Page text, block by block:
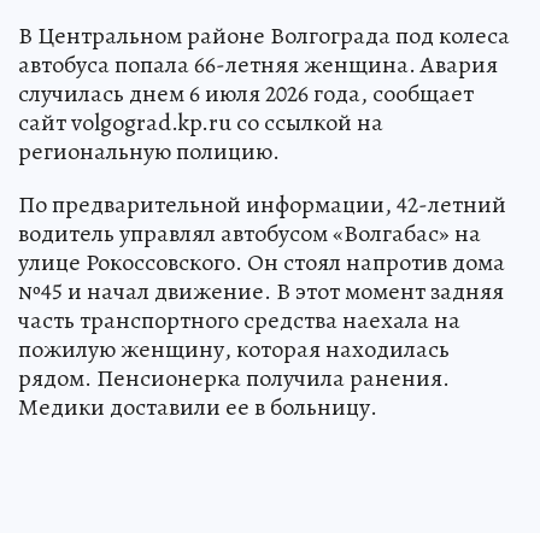
В Центральном районе Волгограда под колеса
автобуса попала 66-летняя женщина. Авария
случилась днем 6 июля 2026 года, сообщает
сайт volgograd.kp.ru со ссылкой на
региональную полицию.
По предварительной информации, 42-летний
водитель управлял автобусом «Волгабас» на
улице Рокоссовского. Он стоял напротив дома
№45 и начал движение. В этот момент задняя
часть транспортного средства наехала на
пожилую женщину, которая находилась
рядом. Пенсионерка получила ранения.
Медики доставили ее в больницу.